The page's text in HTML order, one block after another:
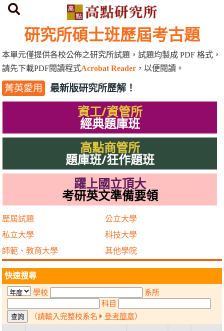
首頁 研究所歷屆考古題
研究所碩士班歷屆考古題
本單元僅提供各校公佈之研究所試題，試題均製成 PDF 格式，
請先下載PDF閱讀程式Acrobat Reader ，以便閱讀。
菁英愛用 最新版研究所歷解！
資工/資管所
經典題庫班
高點商管所
題庫班/狂作題班
躍上國立頂大
考研英文準備要領
歷屆試題
公立大學
私立大學
科技大學
師範、教育大學
其他學院
快速搜尋
學校
系所
科目
（請輸入完整校系名
參考簡章）